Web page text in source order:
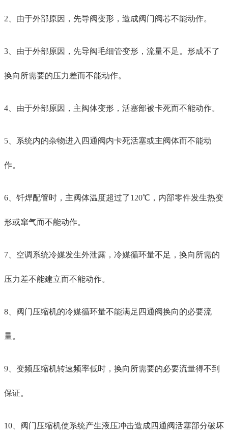
2、由于外部原因，先导阀变形，造成阀门阀芯不能动作。
3、由于外部原因，先导阀毛细管变形，流量不足。形成不了
换向所需要的压力差而不能动作。
4、由于外部原因，主阀体变形，活塞部被卡死而不能动作。
5、系统内的杂物进入四通阀内卡死活塞或主阀体而不能动
作。
6、钎焊配管时，主阀体温度超过了120℃，内部零件发生热变
形或窜气而不能动作。
7、空调系统冷媒发生外泄露，冷媒循环量不足，换向所需的
压力差不能建立而不能动作。
8、 阀门压缩机的冷媒循环量不能满足四通阀换向的必要流
量。
9、变频压缩机转速频率低时，换向所需要的必要流量得不到
保证。
10、 阀门压缩机使系统产生液压冲击造成四通阀活塞部分破坏